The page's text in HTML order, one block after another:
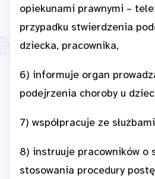
opiekunami prawnymi –
przypadku stwierdzenia
dziecka, pracownika,
6) informuje organ
podejrzenia choroby u
7) współpracuje ze
8) instruuje pracowników o
stosowania procedury